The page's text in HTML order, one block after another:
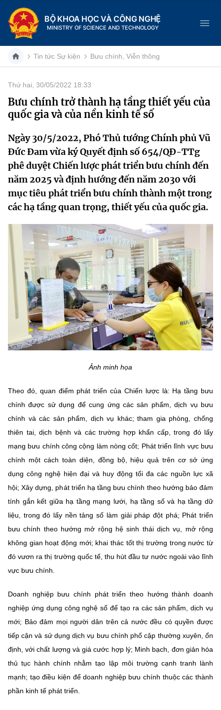
BỘ KHOA HỌC VÀ CÔNG NGHỆ
MINISTRY OF SCIENCE AND TECHNOLOGY
Danh mục
Trang chủ
Giới thiệu
Chức năng nhiệm vụ
Cơ cấu tổ chức
Lịch sử phát triển
Sở Khoa học và Công nghệ
Tin tức sự kiện
Khoa học và Công nghệ
Đổi mới sáng tạo
Chuyển đổi số
Bưu chính, Viễn thông
Sở hữu trí tuệ
Tiêu chuẩn, đo lường, chất lượng
Năng lượng nguyên tử
Dịch vụ công
Hệ thống văn bản
Văn bản QPPL
Văn bản chỉ đạo điều hành
Lấy ý kiến người dân về dự thảo VBQPPL
MST IOFFICE
THỐNG KÊ
Khoa học và Công nghệ
Đổi mới sáng tạo
Chuyển đổi số
Bưu chính, Viễn thông
Năng lượng nguyên tử
Multimedia
THƯ ĐIỆN TỬ
Khác
Videos
Voice
Nhiệm vụ trọng tâm
Chọn ngôn ngữ
BỘ KHOA HỌC VÀ CÔNG NGHỆ
MINISTRY OF SCIENCE AND TECHNOLOGY
Điều khoản sử dụng Theo dõi MST: Góp ý
Cơ quan chủ quản: Bộ Khoa học và Công nghệ (MST)
Giám đốc Trung tâm Truyền thông Khoa học và Công nghệ.
Liên hệ
Địa chỉ: Ban Biên tập Cổng TTĐT - 18 Nguyễn Du, TP. Hà Nội
Điện thoại: 024 3936 9506
©2026 Bản quyền thuộc Bộ Khoa Học và Công Nghệ
(Ghi rõ nguồn "https://mst.gov.vn" khi phát hành lại thông tin từ
website này)
Tin tức Sự kiện Bưu chính, Viễn thông
Thứ hai, 30/05/2022 18:33
Bưu chính trở thành hạ tầng thiết yếu của
quốc gia và của nền kinh tế số
Ngày 30/5/2022, Phó Thủ tướng Chính phủ Vũ
Đức Đam vừa ký Quyết định số 654/QĐ-TTg
phê duyệt Chiến lược phát triển bưu chính đến
năm 2025 và định hướng đến năm 2030 với
mục tiêu phát triển bưu chính thành một trong
các hạ tầng quan trọng, thiết yếu của quốc gia.
Ảnh minh họa
Theo đó, quan điểm phát triển của Chiến lược là: Hạ tầng bưu
chính được sử dụng để cung ứng các sản phẩm, dịch vụ bưu
chính và các sản phẩm, dịch vụ khác; tham gia phòng, chống
thiên tai, dịch bệnh và các trường hợp khẩn cấp, trong đó lấy
mạng bưu chính công cộng làm nòng cốt; Phát triển lĩnh vực bưu
chính một cách toàn diện, đồng bộ, hiệu quả trên cơ sở ứng
dụng công nghệ hiện đại và huy động tối đa các nguồn lực xã
hội; Xây dựng, phát triển hạ tầng bưu chính theo hướng bảo đảm
tính gắn kết giữa hạ tầng mạng lưới, hạ tầng số và hạ tầng dữ
liệu, trong đó lấy nền tảng số làm giải pháp đột phá; Phát triển
bưu chính theo hướng mở rộng hệ sinh thái dịch vụ, mở rộng
không gian hoạt động mới; khai thác tốt thị trường trong nước từ
đó vươn ra thị trường quốc tế, thu hút đầu tư nước ngoài vào lĩnh
vực bưu chính.
Doanh nghiệp bưu chính phát triển theo hướng thành doanh
nghiệp ứng dụng công nghệ số để tạo ra các sản phẩm, dịch vụ
mới; Bảo đảm mọi người dân trên cả nước đều có quyền được
tiếp cận và sử dụng dịch vụ bưu chính phổ cập thường xuyên, ổn
định, với chất lượng và giá cước hợp lý; Minh bạch, đơn giản hóa
thủ tục hành chính nhằm tạo lập môi trường cạnh tranh lành
mạnh; tạo điều kiện để doanh nghiệp bưu chính thuộc các thành
phần kinh tế phát triển.